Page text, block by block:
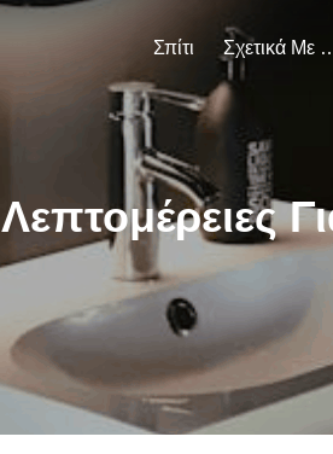
Σπίτι Σχετικά
Λεπτομέρειες